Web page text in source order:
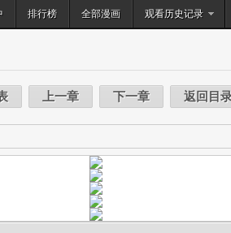
排行榜 全部漫画 观看历史记录
搜索
上一章 下一章 返回目